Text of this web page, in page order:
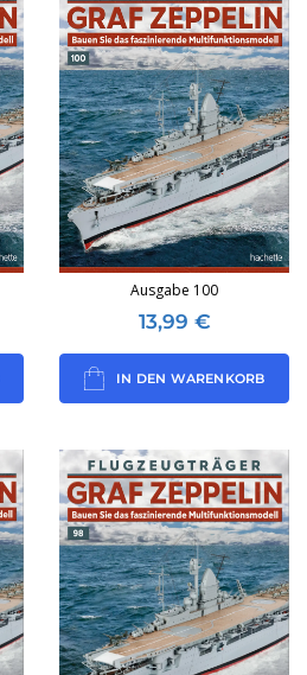
Ausgabe 100
13,99 €
IN DEN WARENKORB